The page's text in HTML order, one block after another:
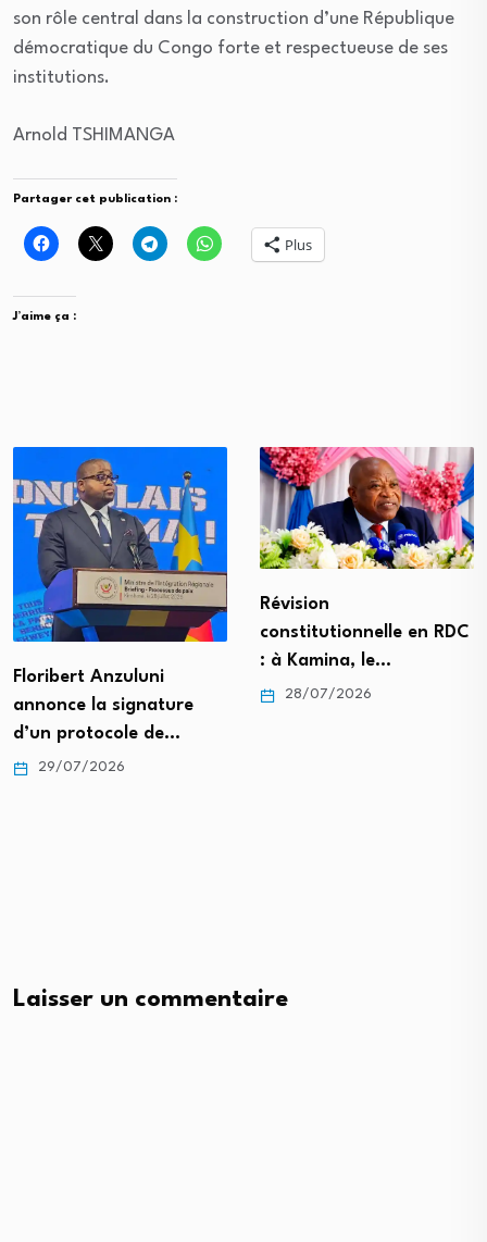
son rôle central dans la construction d’une République
démocratique du Congo forte et respectueuse de ses
institutions.
Arnold TSHIMANGA
Partager cet publication :
Plus
J’aime ça :
Floribert Anzuluni
annonce la signature
d’un protocole de…
29/07/2026
Révision
constitutionnelle en RDC
: à Kamina, le…
28/07/2026
Laisser un commentaire